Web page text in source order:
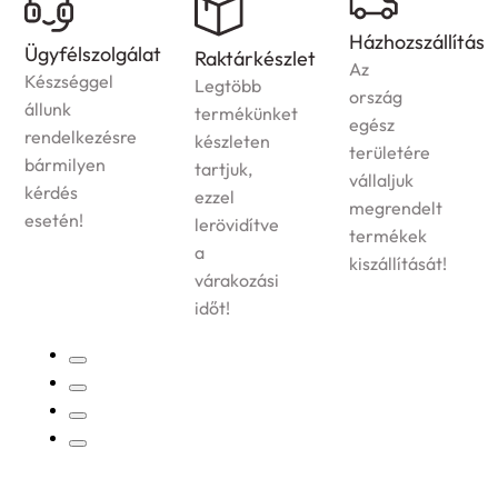
Ügyfélszolgálat
Készséggel
állunk
rendelkezésre
bármilyen
kérdés
esetén!
Raktárkészlet
Legtöbb
termékünket
készleten
tartjuk,
ezzel
lerövidítve
a
várakozási
időt!
Házhozszállítás
Az
ország
egész
területére
vállaljuk
megrendelt
termékek
kiszállítását!